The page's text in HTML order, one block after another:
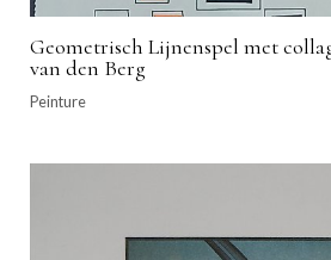
Geometrisch Lijnenspel met
van den Berg
Peinture